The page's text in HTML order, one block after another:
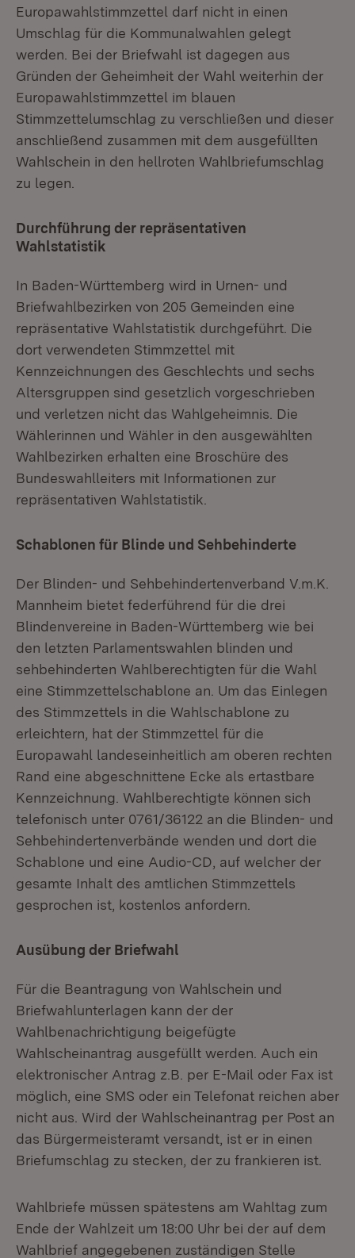
Europawahlstimmzettel darf nicht in einen
Umschlag für die Kommunalwahlen gelegt
werden. Bei der Briefwahl ist dagegen aus
Gründen der Geheimheit der Wahl weiterhin der
Europawahlstimmzettel im blauen
Stimmzettelumschlag zu verschließen und dieser
anschließend zusammen mit dem ausgefüllten
Wahlschein in den hellroten Wahlbriefumschlag
zu legen.
Durchführung der repräsentativen
Wahlstatistik
In Baden-Württemberg wird in Urnen- und
Briefwahlbezirken von 205 Gemeinden eine
repräsentative Wahlstatistik durchgeführt. Die
dort verwendeten Stimmzettel mit
Kennzeichnungen des Geschlechts und sechs
Altersgruppen sind gesetzlich vorgeschrieben
und verletzen nicht das Wahlgeheimnis. Die
Wählerinnen und Wähler in den ausgewählten
Wahlbezirken erhalten eine Broschüre des
Bundeswahlleiters mit Informationen zur
repräsentativen Wahlstatistik.
Schablonen für Blinde und Sehbehinderte
Der Blinden- und Sehbehindertenverband V.m.K.
Mannheim bietet federführend für die drei
Blindenvereine in Baden-Württemberg wie bei
den letzten Parlamentswahlen blinden und
sehbehinderten Wahlberechtigten für die Wahl
eine Stimmzettelschablone an. Um das Einlegen
des Stimmzettels in die Wahlschablone zu
erleichtern, hat der Stimmzettel für die
Europawahl landeseinheitlich am oberen rechten
Rand eine abgeschnittene Ecke als ertastbare
Kennzeichnung. Wahlberechtigte können sich
telefonisch unter 0761/36122 an die Blinden- und
Sehbehindertenverbände wenden und dort die
Schablone und eine Audio-CD, auf welcher der
gesamte Inhalt des amtlichen Stimmzettels
gesprochen ist, kostenlos anfordern.
Ausübung der Briefwahl
Für die Beantragung von Wahlschein und
Briefwahlunterlagen kann der der
Wahlbenachrichtigung beigefügte
Wahlscheinantrag ausgefüllt werden. Auch ein
elektronischer Antrag z.B. per E-Mail oder Fax ist
möglich, eine SMS oder ein Telefonat reichen aber
nicht aus. Wird der Wahlscheinantrag per Post an
das Bürgermeisteramt versandt, ist er in einen
Briefumschlag zu stecken, der zu frankieren ist.
Wahlbriefe müssen spätestens am Wahltag zum
Ende der Wahlzeit um 18:00 Uhr bei der auf dem
Wahlbrief angegebenen zuständigen Stelle